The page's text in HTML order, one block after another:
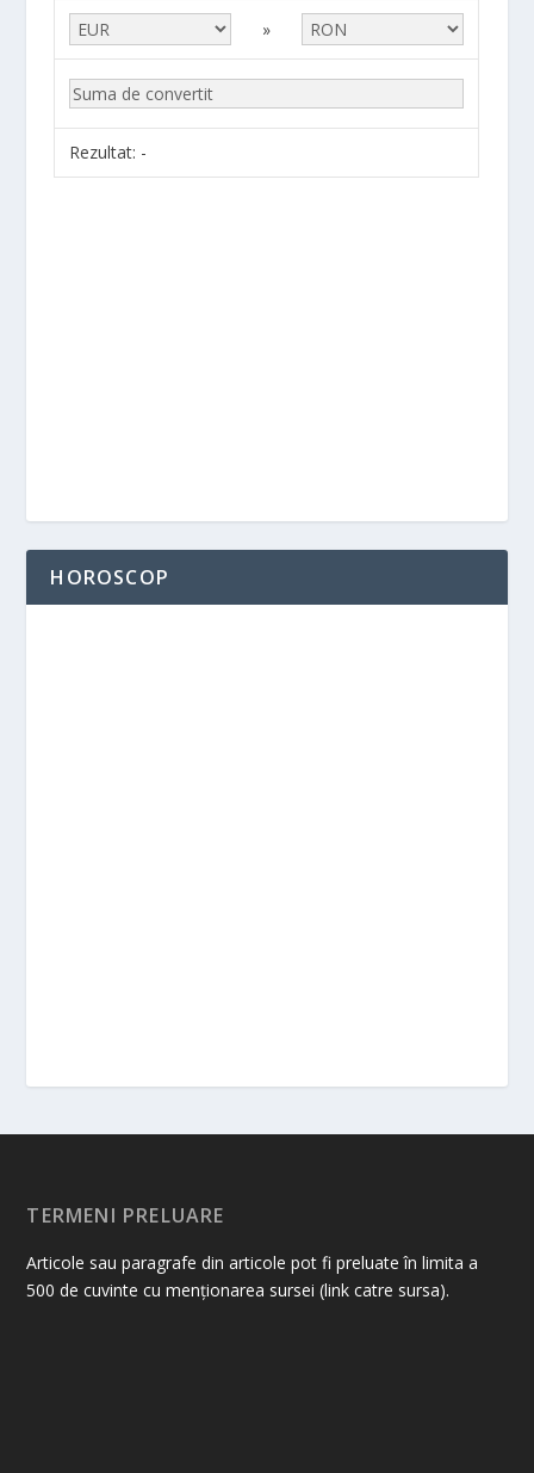
»
Rezultat: -
HOROSCOP
TERMENI PRELUARE
Articole sau paragrafe din articole pot fi preluate în limita a
500 de cuvinte cu menționarea sursei (link catre sursa).